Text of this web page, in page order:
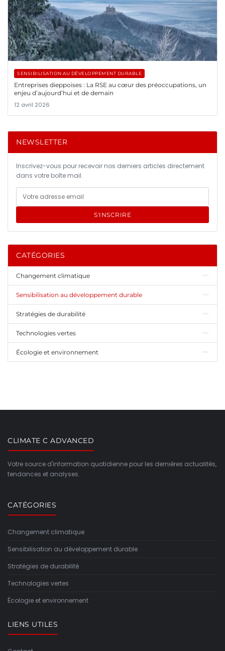
SENSIBILISATION AU DÉVELOPPEMENT DURABLE
Entreprises dieppoises : La RSE au cœur des préoccupations, un
enjeu d’aujourd’hui et de demain
12 avril 2026
NEWSLETTER
Inscrivez-vous pour recevoir nos derniers articles directement
dans votre boîte mail.
S'INSCRIRE
CATÉGORIES
Changement climatique
Sensibilisation au développement durable
Stratégies de durabilité
Technologies vertes
Écologie et environnement
CLIMATE C ADVANCED
Votre source d'information quotidienne pour les dernières actualités,
tendances et analyses.
CATÉGORIES
Changement climatique
Sensibilisation au développement durable
Stratégies de durabilité
Technologies vertes
Écologie et environnement
LIENS UTILES